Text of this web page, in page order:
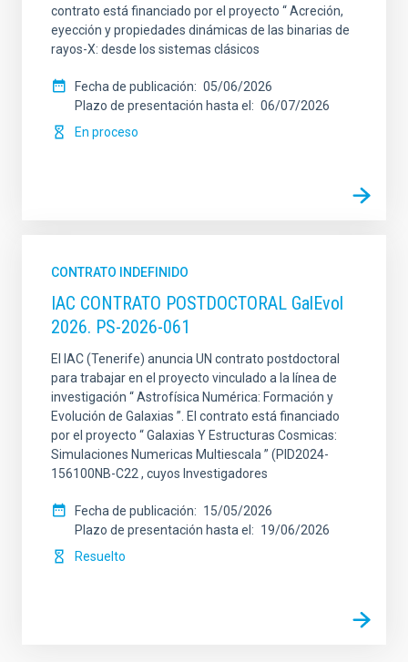
contrato está financiado por el proyecto “ Acreción,
eyección y propiedades dinámicas de las binarias de
rayos-X: desde los sistemas clásicos
Fecha de publicación
05/06/2026
Plazo de presentación hasta el
06/07/2026
En proceso
CONTRATO INDEFINIDO
IAC CONTRATO POSTDOCTORAL GalEvol
2026. PS-2026-061
El IAC (Tenerife) anuncia UN contrato postdoctoral
para trabajar en el proyecto vinculado a la línea de
investigación “ Astrofísica Numérica: Formación y
Evolución de Galaxias ”. El contrato está financiado
por el proyecto “ Galaxias Y Estructuras Cosmicas:
Simulaciones Numericas Multiescala ” (PID2024-
156100NB-C22 , cuyos Investigadores
Fecha de publicación
15/05/2026
Plazo de presentación hasta el
19/06/2026
Resuelto